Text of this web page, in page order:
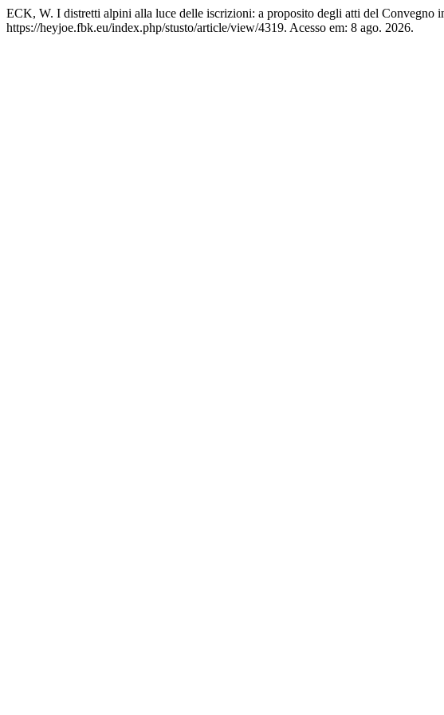
ECK, W. I distretti alpini alla luce delle iscrizioni: a proposito degli atti del Convegno
https://heyjoe.fbk.eu/index.php/stusto/article/view/4319. Acesso em: 8 ago. 2026.